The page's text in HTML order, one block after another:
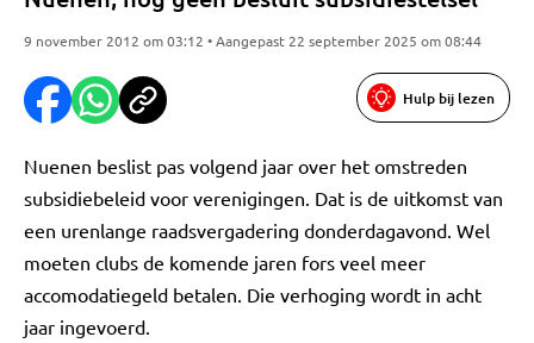
9 november 2012 om 03:12 • Aangepast 22 september 2025 om 08:44
Hulp bij lezen
Nuenen beslist pas volgend jaar over het omstreden
subsidiebeleid voor verenigingen. Dat is de uitkomst van
een urenlange raadsvergadering donderdagavond. Wel
moeten clubs de komende jaren fors veel meer
accomodatiegeld betalen. Die verhoging wordt in acht
jaar ingevoerd.